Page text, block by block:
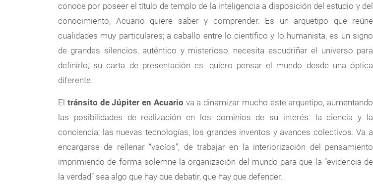
conoce por poseer el título de templo de la inteligencia a disposición del estudio y del
conocimiento, Acuario quiere saber y comprender. Es un arquetipo que reúne
cualidades muy particulares; a caballo entre lo científico y lo humanista, es un signo
de grandes silencios, auténtico y misterioso, necesita escudriñar el universo para
definirlo; su carta de presentación es: quiero pensar el mundo desde una óptica
diferente.
El tránsito de Júpiter en Acuario va a dinamizar mucho este arquetipo, aumentando
las posibilidades de realización en los dominios de su interés: la ciencia y la
conciencia; las nuevas tecnologías, los grandes inventos y avances colectivos. Va a
encargarse de rellenar “vacíos”, de trabajar en la interiorización del pensamiento
imprimiendo de forma solemne la organización del mundo para que la “evidencia de
la verdad” sea algo que hay que debatir, que hay que defender.